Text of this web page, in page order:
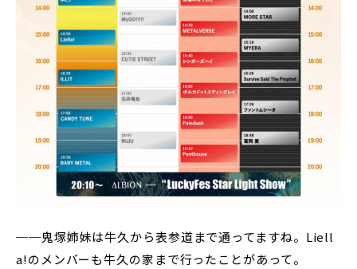
──鬼塚姉妹は牛久から表参道まで通ってますね。Liell
a!のメンバーも牛久の家まで行ったことがあって。